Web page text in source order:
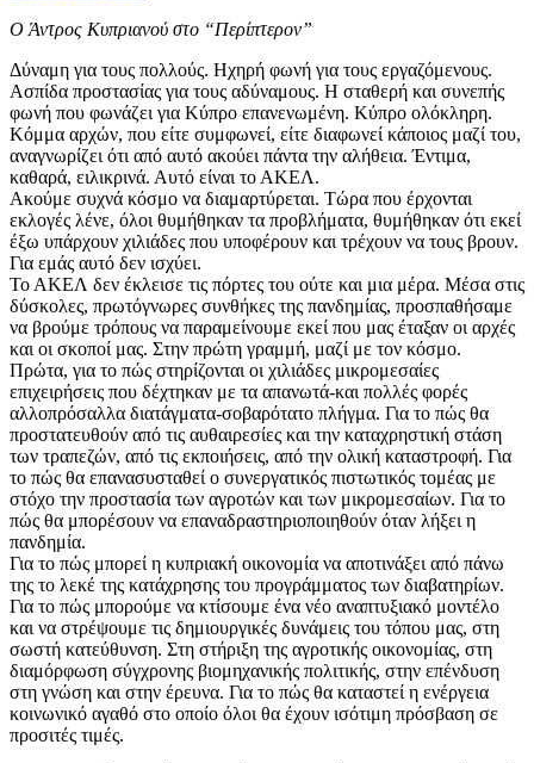
Ο Άντρος Κυπριανού στο “Περίπτερον”
Δύναμη για τους πολλούς. Ηχηρή φωνή για τους εργαζόμενους.
Ασπίδα προστασίας για τους αδύναμους. Η σταθερή και συνεπής
φωνή που φωνάζει για Κύπρο επανενωμένη. Κύπρο ολόκληρη.
Κόμμα αρχών, που είτε συμφωνεί, είτε διαφωνεί κάποιος μαζί του,
αναγνωρίζει ότι από αυτό ακούει πάντα την αλήθεια. Έντιμα,
καθαρά, ειλικρινά. Αυτό είναι το ΑΚΕΛ.
Ακούμε συχνά κόσμο να διαμαρτύρεται. Τώρα που έρχονται
εκλογές λένε, όλοι θυμήθηκαν τα προβλήματα, θυμήθηκαν ότι εκεί
έξω υπάρχουν χιλιάδες που υποφέρουν και τρέχουν να τους βρουν.
Για εμάς αυτό δεν ισχύει.
Το ΑΚΕΛ δεν έκλεισε τις πόρτες του ούτε και μια μέρα. Μέσα στις
δύσκολες, πρωτόγνωρες συνθήκες της πανδημίας, προσπαθήσαμε
να βρούμε τρόπους να παραμείνουμε εκεί που μας έταξαν οι αρχές
και οι σκοποί μας. Στην πρώτη γραμμή, μαζί με τον κόσμο.
Πρώτα, για το πώς στηρίζονται οι χιλιάδες μικρομεσαίες
επιχειρήσεις που δέχτηκαν με τα απανωτά-και πολλές φορές
αλλοπρόσαλλα διατάγματα-σοβαρότατο πλήγμα. Για το πώς θα
προστατευθούν από τις αυθαιρεσίες και την καταχρηστική στάση
των τραπεζών, από τις εκποιήσεις, από την ολική καταστροφή. Για
το πώς θα επανασυσταθεί ο συνεργατικός πιστωτικός τομέας με
στόχο την προστασία των αγροτών και των μικρομεσαίων. Για το
πώς θα μπορέσουν να επαναδραστηριοποιηθούν όταν λήξει η
πανδημία.
Για το πώς μπορεί η κυπριακή οικονομία να αποτινάξει από πάνω
της το λεκέ της κατάχρησης του προγράμματος των διαβατηρίων.
Για το πώς μπορούμε να κτίσουμε ένα νέο αναπτυξιακό μοντέλο
και να στρέψουμε τις δημιουργικές δυνάμεις του τόπου μας, στη
σωστή κατεύθυνση. Στη στήριξη της αγροτικής οικονομίας, στη
διαμόρφωση σύγχρονης βιομηχανικής πολιτικής, στην επένδυση
στη γνώση και στην έρευνα. Για το πώς θα καταστεί η ενέργεια
κοινωνικό αγαθό στο οποίο όλοι θα έχουν ισότιμη πρόσβαση σε
προσιτές τιμές.